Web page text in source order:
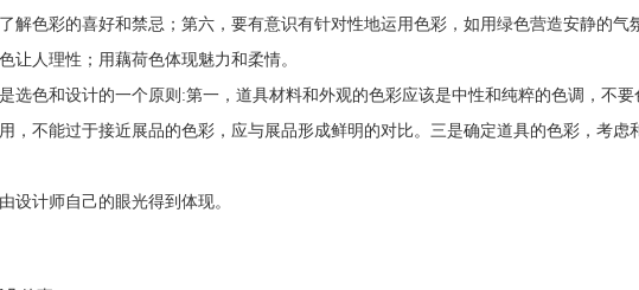
解色彩的喜好和禁忌；第六，要有意识有针对性地运用色彩，如用绿色营造安静的气
让人理性；用藕荷色体现魅力和柔情。
色和设计的一个原则:第一，道具材料和外观的色彩应该是中性和纯粹的色调，不要
，不能过于接近展品的色彩，应与展品形成鲜明的对比。三是确定道具的色彩，考虑
计师自己的眼光得到体现。